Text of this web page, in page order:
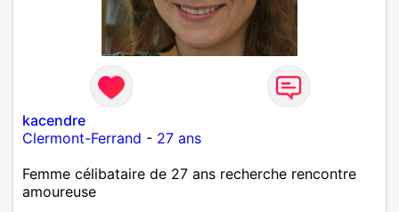
kacendre
Clermont-Ferrand - 27 ans
Femme célibataire de 27 ans recherche rencontre
amoureuse